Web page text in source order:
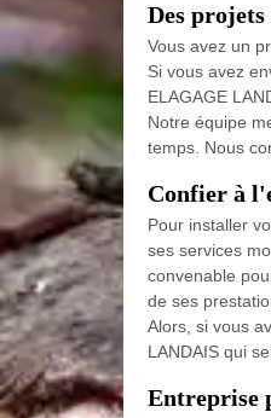
Des projets
Vous avez un
Si vous avez
ELAGAGE
Notre équipe
temps. Nous
Confier à
Pour installer
ses services
convenable
de ses
Alors, si vous
LANDAIS qui
Entreprise